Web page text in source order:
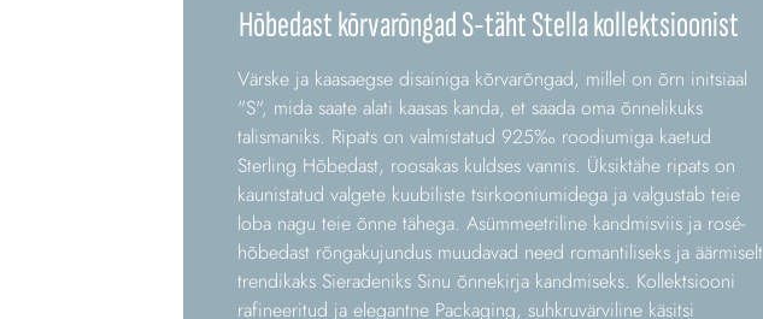
Hõbedast kõrvarõngad S-täht Stella kollektsioonist
Värske ja kaasaegse disainiga kõrvarõngad, millel on õrn initsiaal
"S", mida saate alati kaasas kanda, et saada oma õnnelikuks
talismaniks. Ripats on valmistatud 925‰ roodiumiga kaetud
Sterling Hõbedast, roosakas kuldses vannis. Üksiktähe ripats on
kaunistatud valgete kuubiliste tsirkooniumidega ja valgustab teie
loba nagu teie õnne tähega. Asümmeetriline kandmisviis ja rosé-
hõbedast rõngakujundus muudavad need romantiliseks ja äärmiselt
trendikaks Sieradeniks Sinu õnnekirja kandmiseks. Kollektsiooni
rafineeritud ja elegantne Packaging, suhkruvärviline käsitsi